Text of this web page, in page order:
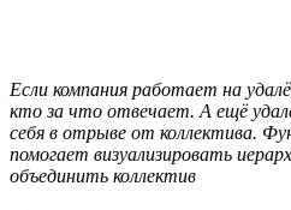
Если компания работает на
кто за что отвечает. А ещё
себя в отрыве от коллектива.
помогает визуализировать
объединить коллектив